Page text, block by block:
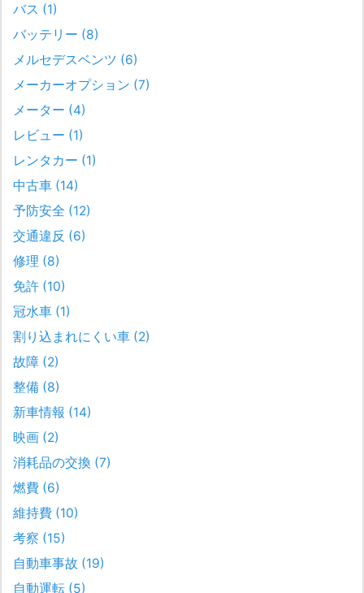
バス (1)
バッテリー (8)
メルセデスベンツ (6)
メーカーオプション (7)
メーター (4)
レビュー (1)
レンタカー (1)
中古車 (14)
予防安全 (12)
交通違反 (6)
修理 (8)
免許 (10)
冠水車 (1)
割り込まれにくい車 (2)
故障 (2)
整備 (8)
新車情報 (14)
映画 (2)
消耗品の交換 (7)
燃費 (6)
維持費 (10)
考察 (15)
自動車事故 (19)
自動運転 (5)